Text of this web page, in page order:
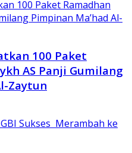
100 Paket
AS Panji Gumilang
Zaytun